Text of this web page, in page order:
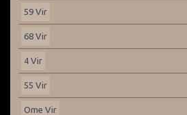
59 Vir
68 Vir
4 Vir
55 Vir
Ome Vir